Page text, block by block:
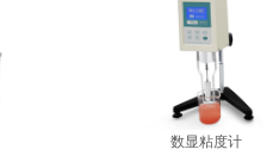
数显粘度计